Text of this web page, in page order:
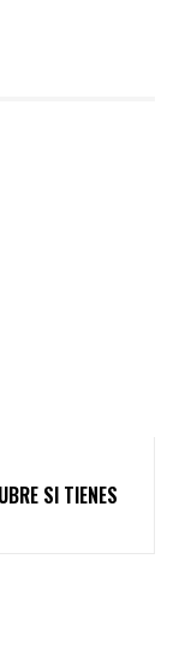
SI TIENES